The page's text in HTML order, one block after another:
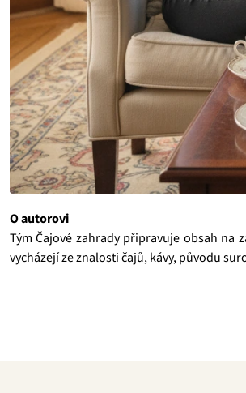
O autorovi
Tým Čajové zahrady připravuje obsah na
vycházejí ze znalosti čajů, kávy, původu